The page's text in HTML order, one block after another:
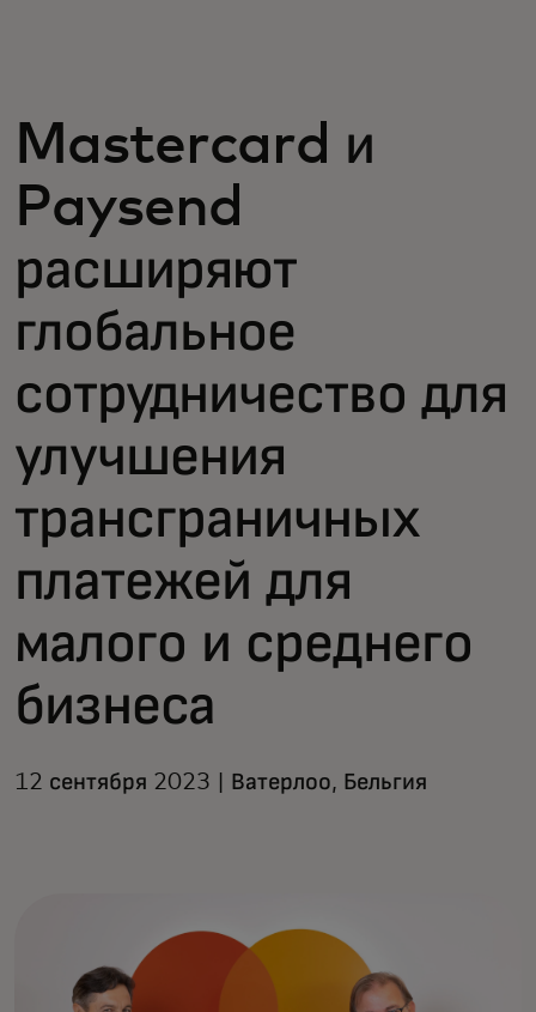
Для бизнеса
Для всего мира
Для новаторов
Новости и тренды
Mastercard и
Paysend
расширяют
глобальное
сотрудничество для
улучшения
трансграничных
платежей для
малого и среднего
бизнеса
12 сентября 2023 | Ватерлоо, Бельгия